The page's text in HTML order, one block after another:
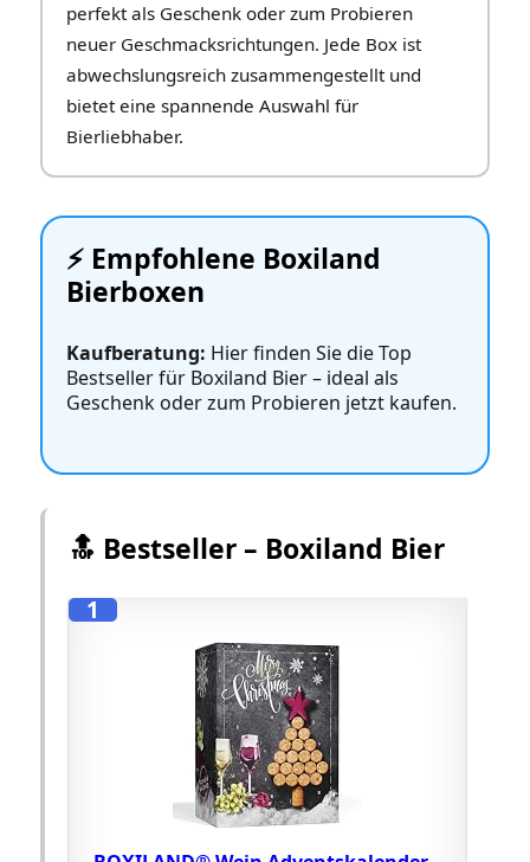
perfekt als Geschenk oder zum Probieren
neuer Geschmacksrichtungen. Jede Box ist
abwechslungsreich zusammengestellt und
bietet eine spannende Auswahl für
Bierliebhaber.
⚡️ Empfohlene Boxiland
Bierboxen
Kaufberatung: Hier finden Sie die Top
Bestseller für Boxiland Bier – ideal als
Geschenk oder zum Probieren jetzt kaufen.
🔝 Bestseller – Boxiland Bier
1